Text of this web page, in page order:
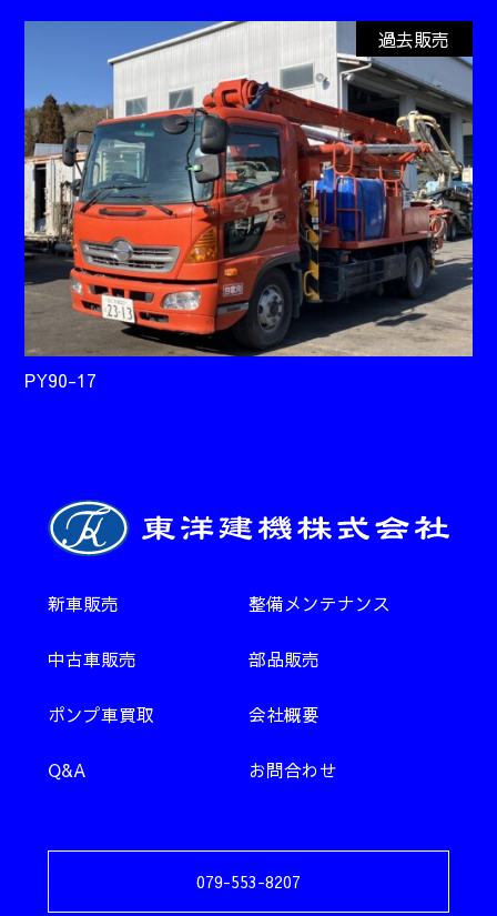
過去販売
PY90-17
新車販売 整備メンテナンス
中古車販売 部品販売
ポンプ車買取 会社概要
Q&A お問合わせ
079-553-8207